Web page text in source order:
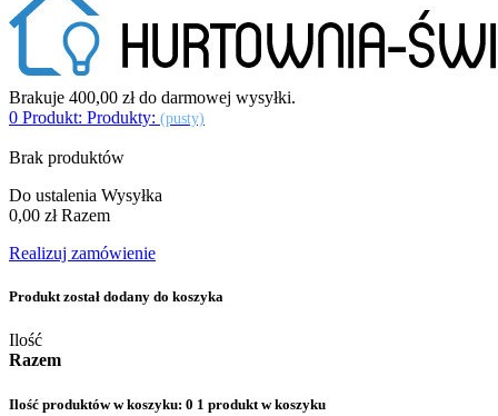
Brakuje 400,00 złdo darmowej wysyłki.
0 Produkt: Produkty: (pusty)
Brak produktów
Do ustalenia Wysyłka
0,00 zł Razem
Realizuj zamówienie
Produkt został dodany do koszyka
Ilość
Razem
Ilość produktów w koszyku: 0 1 produkt w koszyku